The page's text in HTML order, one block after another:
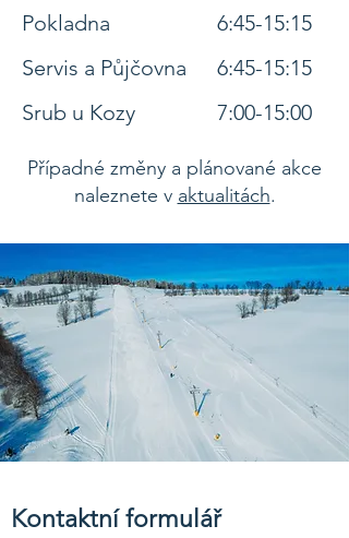
Pokladna
Servis a Půjčovna
Srub u Kozy
6:45-15:15
6:45-15:15
7:00-15:00
Případné změny a plánované akce
naleznete v aktualitách.
Kontaktní formulář